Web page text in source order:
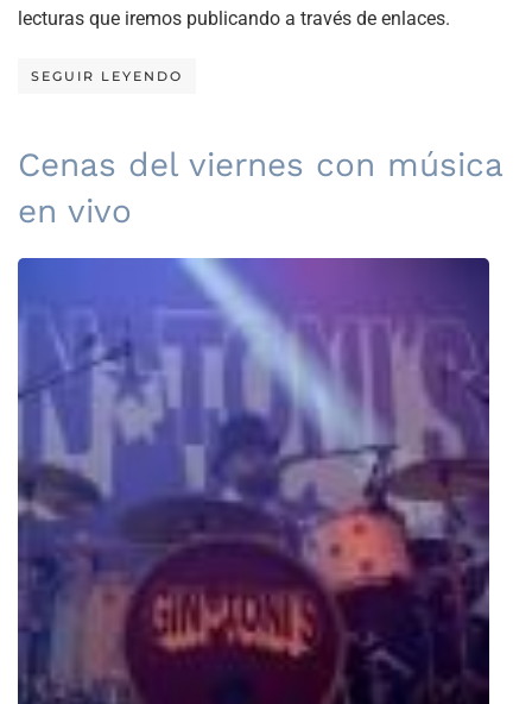
lecturas que iremos publicando a través de enlaces.
SEGUIR LEYENDO
Cenas del viernes con música
en vivo